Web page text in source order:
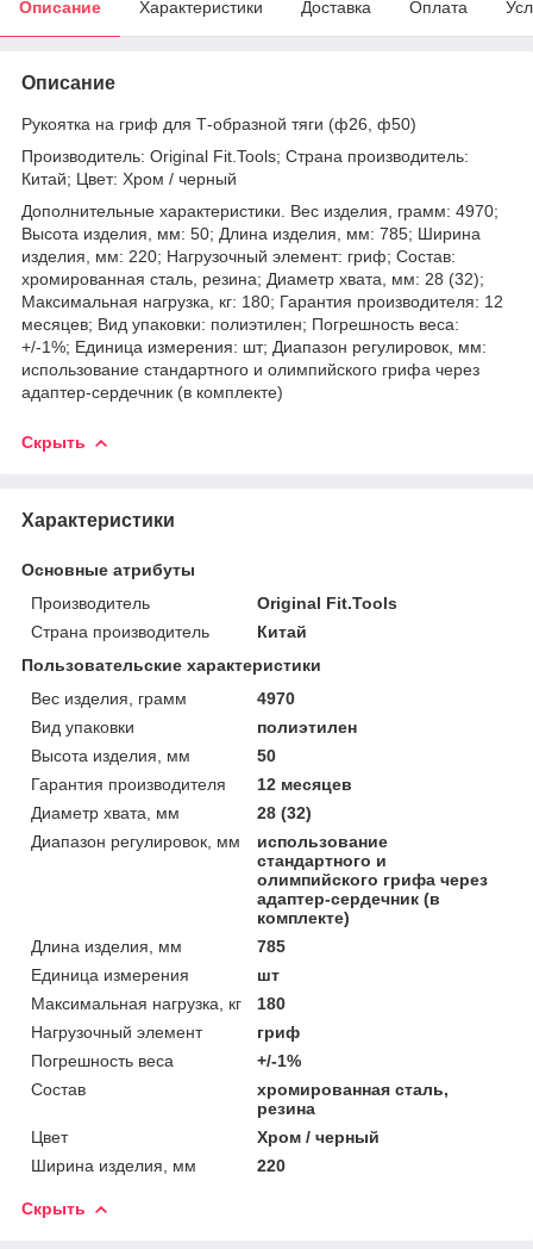
Описание Характеристики Доставка Оплата
Описание
Рукоятка на гриф для Т-образной тяги (ф26, ф50)
Производитель: Original Fit.Tools; Страна производитель:
Китай; Цвет: Хром / черный
Дополнительные характеристики. Вес изделия, грамм: 4970;
Высота изделия, мм: 50; Длина изделия, мм: 785; Ширина
изделия, мм: 220; Нагрузочный элемент: гриф; Состав:
хромированная сталь, резина; Диаметр хвата, мм: 28 (32);
Максимальная нагрузка, кг: 180; Гарантия производителя: 12
месяцев; Вид упаковки: полиэтилен; Погрешность веса:
+/-1%; Единица измерения: шт; Диапазон регулировок, мм:
использование стандартного и олимпийского грифа через
адаптер-сердечник (в комплекте)
Скрыть
Характеристики
Основные атрибуты
Производитель
Original Fit.Tools
Страна производитель
Китай
Пользовательские характеристики
Вес изделия, грамм
4970
Вид упаковки
полиэтилен
Высота изделия, мм
50
Гарантия производителя
12 месяцев
Диаметр хвата, мм
28 (32)
Диапазон регулировок, мм
использование
стандартного и
олимпийского грифа через
адаптер-сердечник (в
комплекте)
Длина изделия, мм
785
Единица измерения
шт
Максимальная нагрузка, кг
180
Нагрузочный элемент
гриф
Погрешность веса
+/-1%
Состав
хромированная сталь,
резина
Цвет
Хром / черный
Ширина изделия, мм
220
Скрыть